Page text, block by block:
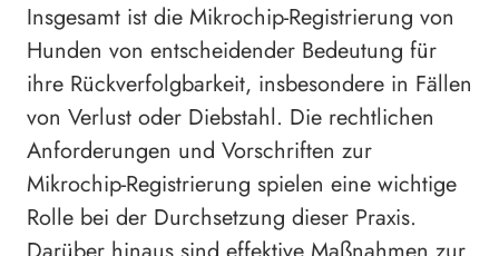
Insgesamt ist die Mikrochip-Registrierung von
Hunden von entscheidender Bedeutung für
ihre Rückverfolgbarkeit, insbesondere in Fällen
von Verlust oder Diebstahl. Die rechtlichen
Anforderungen und Vorschriften zur
Mikrochip-Registrierung spielen eine wichtige
Rolle bei der Durchsetzung dieser Praxis.